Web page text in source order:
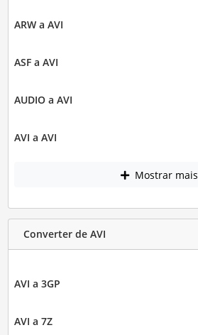
ARW a AVI
ASF a AVI
AUDIO a AVI
AVI a AVI
Mostrar mais
Converter de AVI
AVI a 3GP
AVI a 7Z